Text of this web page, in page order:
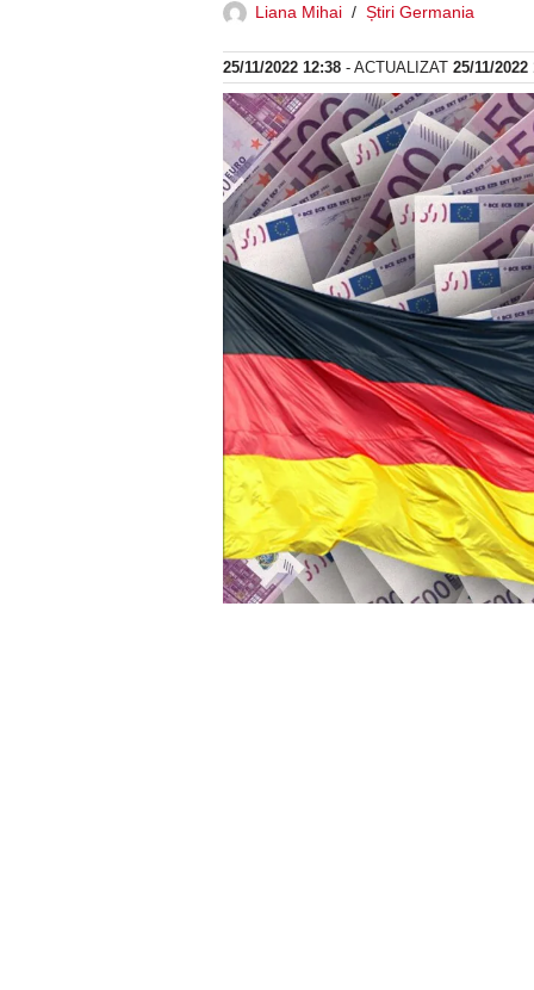
Liana Mihai Știri Germania
25/11/2022 12:38 - ACTUALIZAT 25/11/2022